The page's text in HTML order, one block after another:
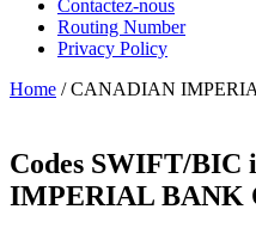
Contactez-nous
Routing Number
Privacy Policy
Home / CANADIAN
Codes SWIFT/BIC
IMPERIAL BANK